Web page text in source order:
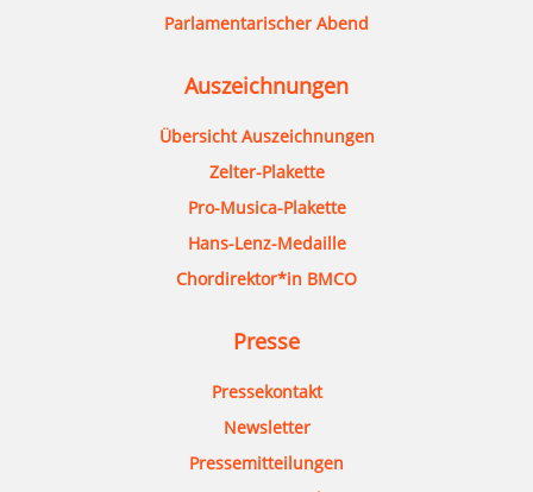
Parlamentarischer Abend
Auszeichnungen
Übersicht Auszeichnungen
Zelter-Plakette
Pro-Musica-Plakette
Hans-Lenz-Medaille
Chordirektor*in BMCO
Presse
Pressekontakt
Newsletter
Pressemitteilungen